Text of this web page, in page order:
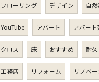
フローリング デザイン 自
YouTube アパート アパー
クロス 床 おすすめ 耐久
工務店 リフォーム リノベ